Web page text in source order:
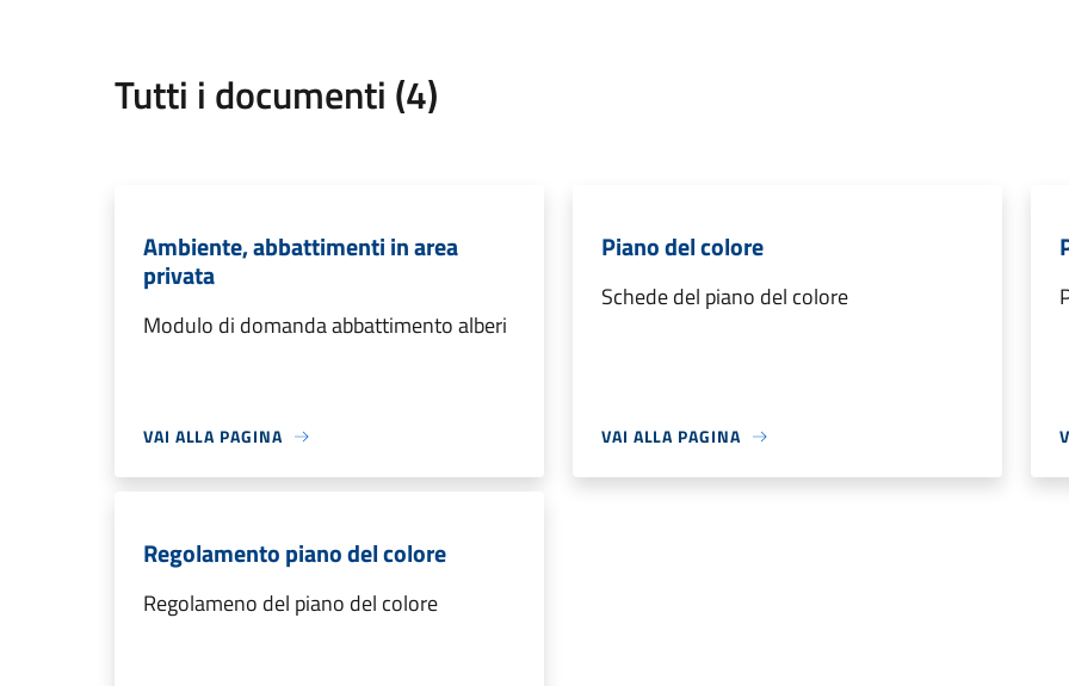
Tutti i documenti (4)
Ambiente, abbattimenti in area
privata
Modulo di domanda abbattimento alberi
VAI ALLA PAGINA
Piano del colore
Schede del piano del colore
VAI ALLA PAGINA
Regolamento piano del colore
Regolameno del piano del colore